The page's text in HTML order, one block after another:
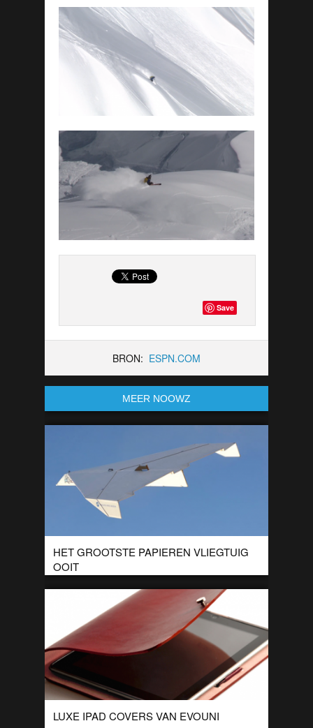
Save
BRON: ESPN.COM
MEER NOOWZ
HET GROOTSTE PAPIEREN VLIEGTUIG
OOIT
Het PIMA Air & Space Museum lanceerde onlangs dit
enorme papieren vliegtuig vanaf een helikopter boven
LUXE IPAD COVERS VAN EVOUNI